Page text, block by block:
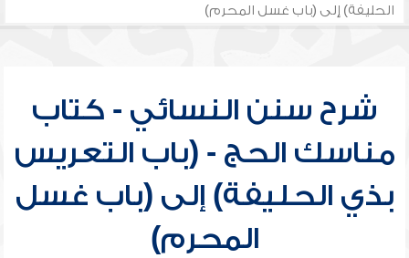
الحليفة) إلى (باب غسل المحرم)
شرح سنن النسائي - كتاب
مناسك الحج - (باب التعريس
بذي الحليفة) إلى (باب غسل
المحرم)